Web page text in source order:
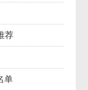
荐
单